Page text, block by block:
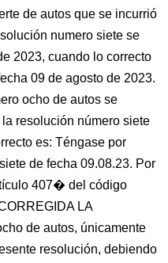
de autos que se incurrió
numero siete se
2023, cuando lo correcto
09 de agosto de 2023.
ocho de autos se
resolución número siete
es: Téngase por
de fecha 09.08.23. Por
407� del código
LA
de autos, únicamente
resolución, debiendo